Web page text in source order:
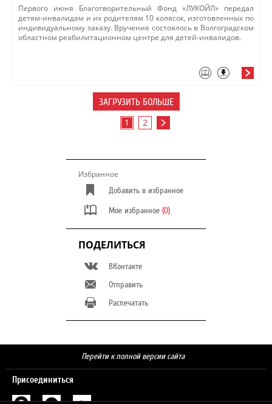
Первого июня Благотворительный Фонд «ЛУКОЙЛ» передал
детям-инвалидам и их родителям 10 колясок, изготовленных по
индивидуальному заказу. Вручение состоялось в Волгоградском
областном реабилитационном центре для детей-инвалидов.
ЗАГРУЗИТЬ БОЛЬШЕ
1 2
Избранное
Добавить в избранное
Мое избранное (0)
ПОДЕЛИТЬСЯ
ВКонтакте
Отправить
Распечатать
Перейти к полной версии сайта
Присоединиться